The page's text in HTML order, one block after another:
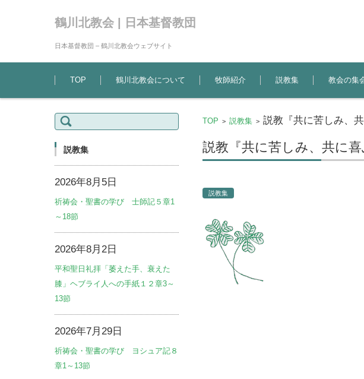
鶴川北教会 | 日本基督教団
日本基督教団 – 鶴川北教会ウェブサイト
コンテンツに移動
TOP
鶴川北教会について 牧師紹介 説教集 教会の集
TOP > 説教集> 説教『共に苦しみ、
説教『共に苦しみ、共に
説教集
検
索:
説教集
2026年8月5日
祈祷会・聖書の学び 士師記５章1
～18節
2026年8月2日
平和聖日礼拝「萎えた手、衰えた
膝」ヘブライ人への手紙１２章3～
13節
2026年7月29日
祈祷会・聖書の学び ヨシュア記８
章1～13節